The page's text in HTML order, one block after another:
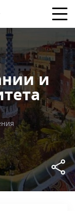
и